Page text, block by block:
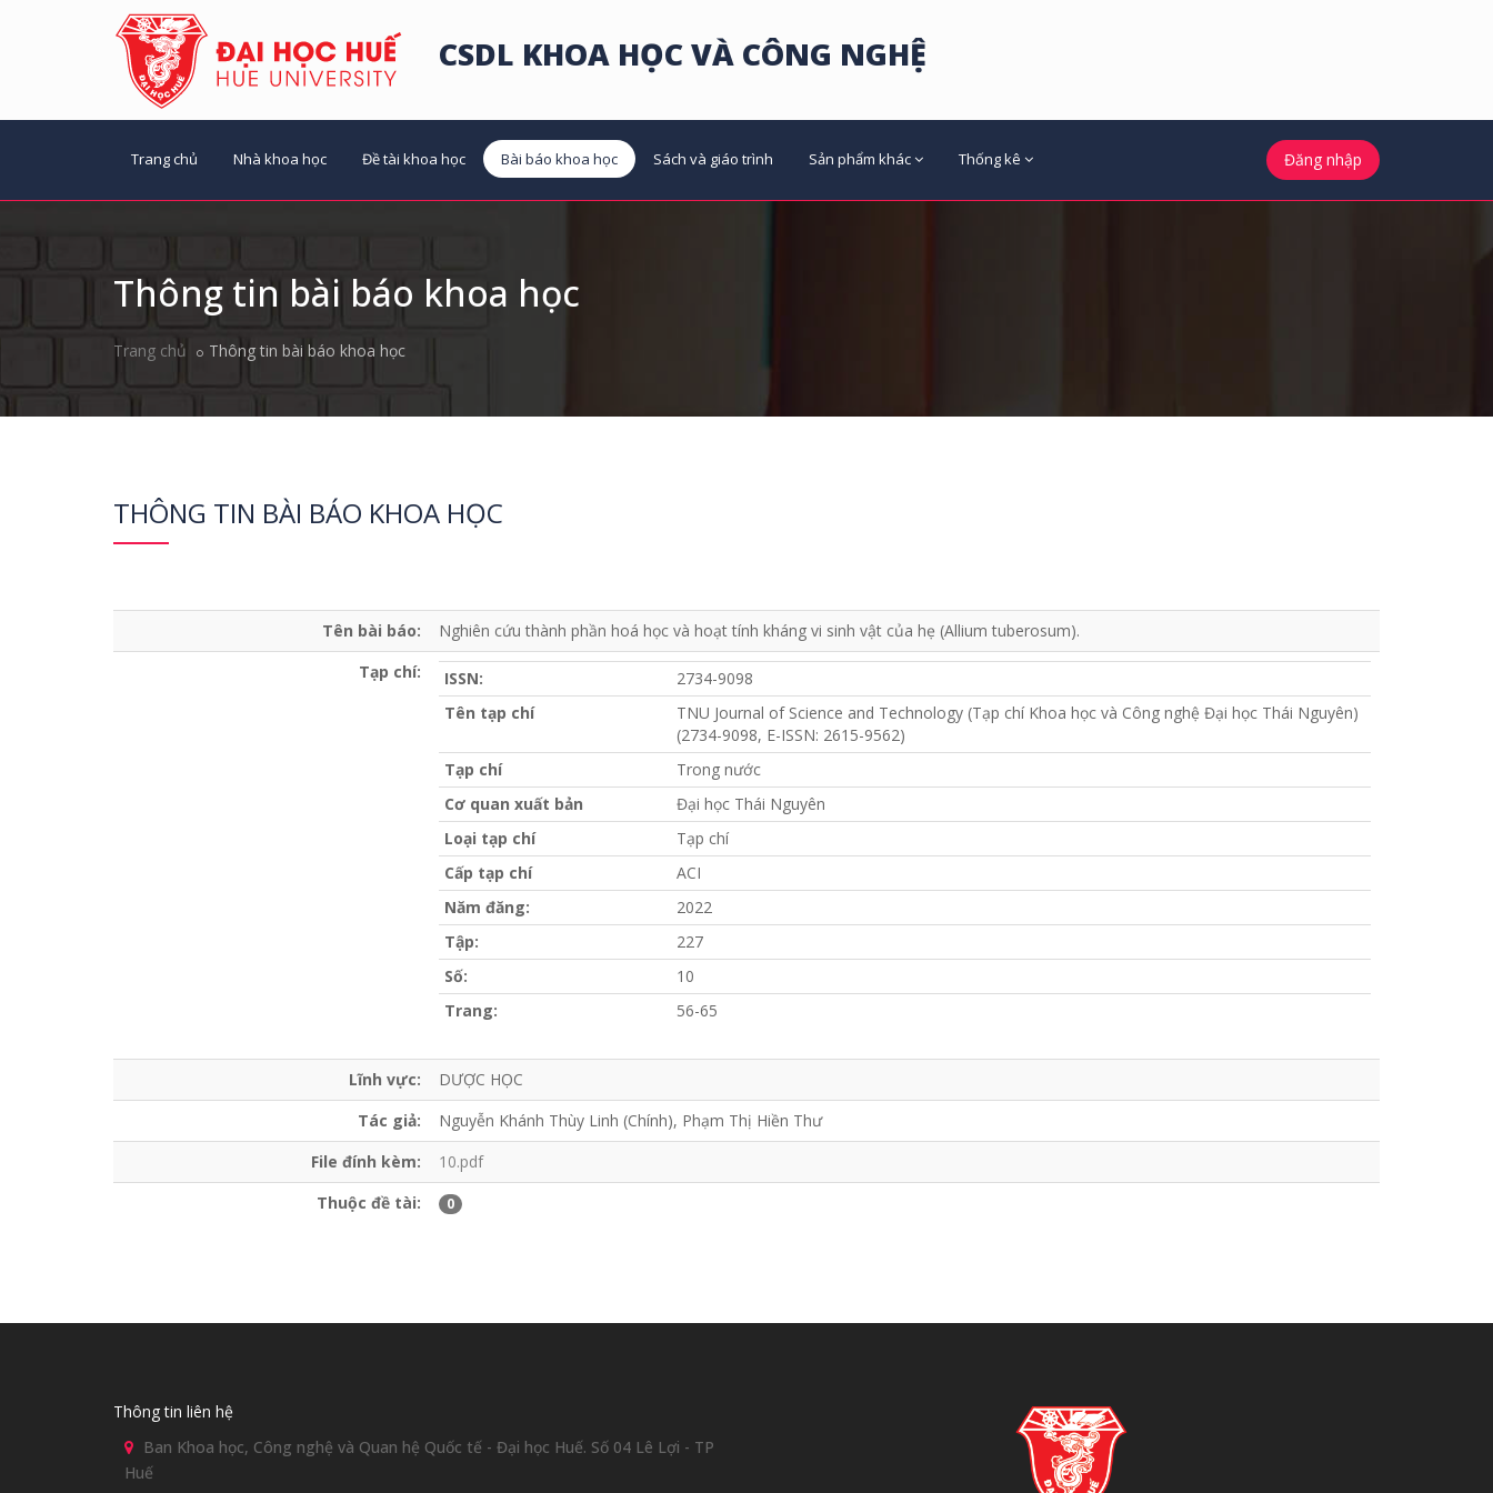
CSDL KHOA HỌC VÀ CÔNG NGHỆ
Trang chủ Nhà khoa học Đề tài khoa học Bài báo khoa học Sách và giáo trình Sản phẩm khác Thống kê Đăng nhập
Thông tin bài báo khoa học
Trang chủ Thông tin bài báo khoa học
THÔNG TIN BÀI BÁO KHOA HỌC
Tên bài báo:
Nghiên cứu thành phần hoá học và hoạt tính kháng vi sinh vật của hẹ (Allium tuberosum).
Tạp chí:
ISSN:
2734-9098
Tên tạp chí
TNU Journal of Science and Technology (Tạp chí Khoa học và Công nghệ Đại học Thái Nguyên)
(2734-9098, E-ISSN: 2615-9562)
Tạp chí
Trong nước
Cơ quan xuất bản
Đại học Thái Nguyên
Loại tạp chí
Tạp chí
Cấp tạp chí
ACI
Năm đăng:
2022
Tập:
227
Số:
10
Trang:
56-65
Lĩnh vực:
DƯỢC HỌC
Tác giả:
Nguyễn Khánh Thùy Linh (Chính), Phạm Thị Hiền Thư
File đính kèm:
10.pdf
Thuộc đề tài:
0
Thông tin liên hệ
Ban Khoa học, Công nghệ và Quan hệ Quốc tế - Đại học Huế. Số 04 Lê Lợi - TP
Huế